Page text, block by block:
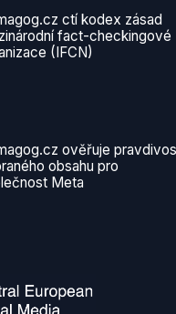
ctí kodex zásad
fact-checkingové
(IFCN)
ověřuje
obsahu pro
Meta